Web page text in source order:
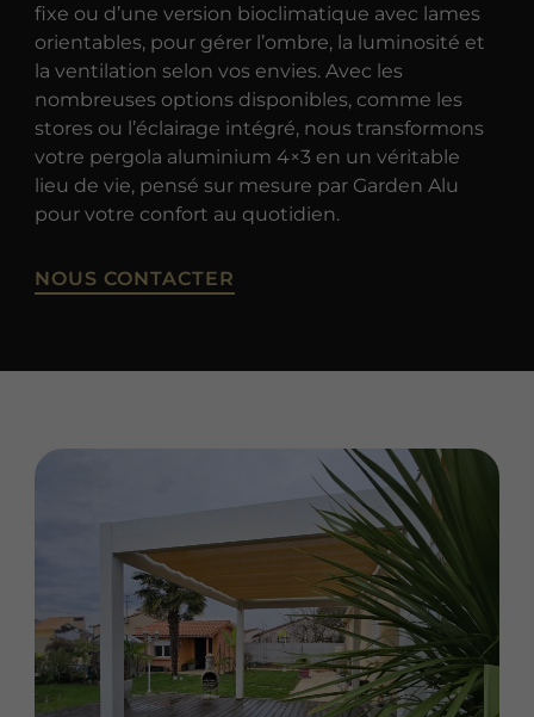
fixe ou d’une version bioclimatique avec lames
orientables, pour gérer l’ombre, la luminosité et
la ventilation selon vos envies. Avec les
nombreuses options disponibles, comme les
stores ou l’éclairage intégré, nous transformons
votre pergola aluminium 4×3 en un véritable
lieu de vie, pensé sur mesure par Garden Alu
pour votre confort au quotidien.
NOUS CONTACTER